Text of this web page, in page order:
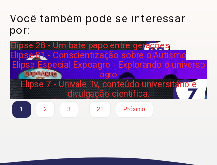
Você também pode se interessar
por:
Elipse 28 - Um bate papo entre gerações
Elipse 81 - Conscientização sobre o Autismo
Elipse Especial Expoagro - Explorando o universo
agro
Elipse 7 - Univale Tv, conteúdo universitário e
divulgação científica.
1 2 3
21
Próximo